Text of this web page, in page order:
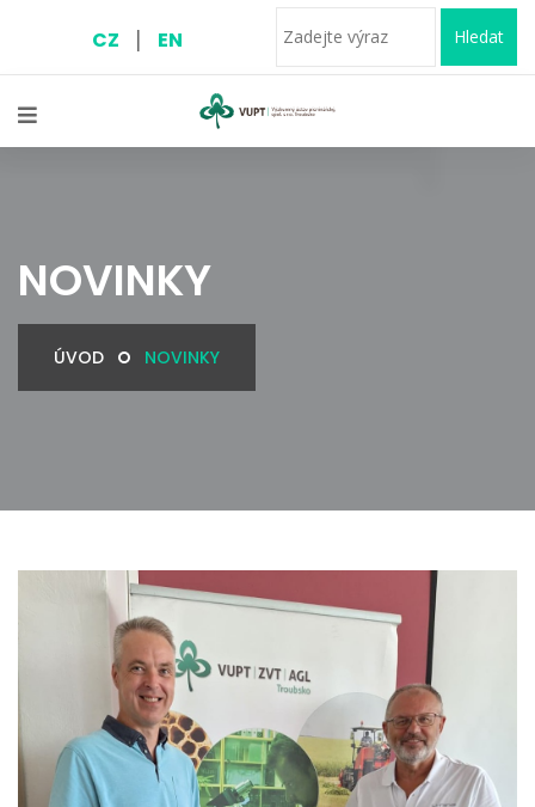
CZ | EN Hledat
NOVINKY
ÚVOD NOVINKY